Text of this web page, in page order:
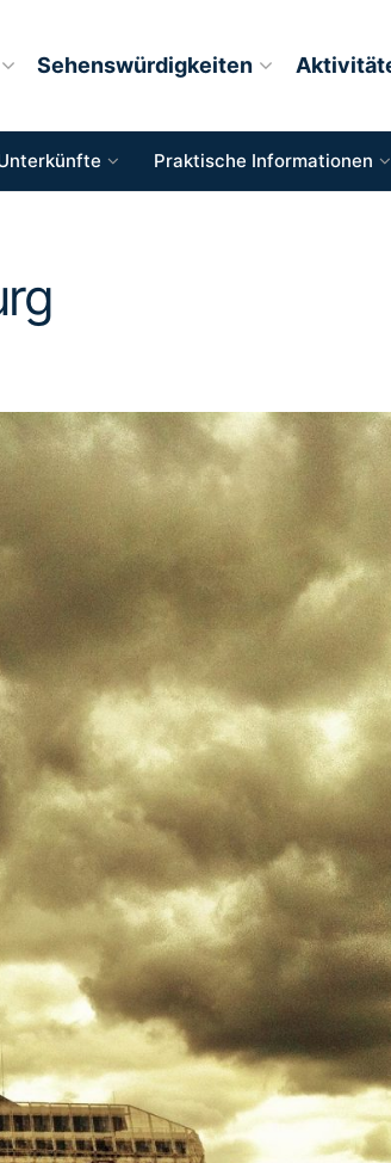
Sehenswürdigkeiten
Praktische Informationen